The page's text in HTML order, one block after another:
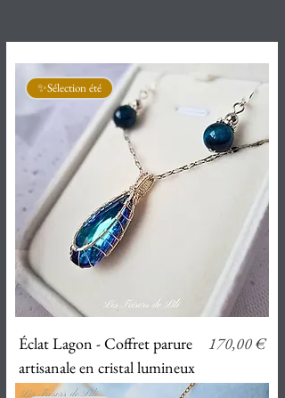
✨Sélection été
Éclat Lagon - Coffret parure
artisanale en cristal lumineux
Prix
170,00 €